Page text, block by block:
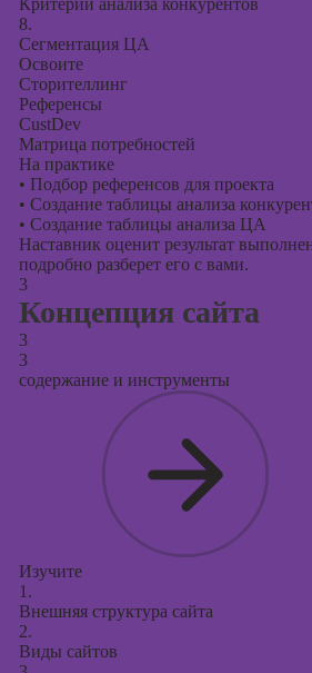
Критерии анализа конкурентов
8.
Сегментация ЦА
Освоите
Сторителлинг
Референсы
CustDev
Матрица потребностей
На практике
• Подбор референсов для проекта
• Создание таблицы анализа
• Создание таблицы анализа ЦА
Наставник оценит результат
подробно разберет его с вами.
3
Концепция сайта
3
3
содержание и инструменты
Изучите
1.
Внешняя структура сайта
2.
Виды сайтов